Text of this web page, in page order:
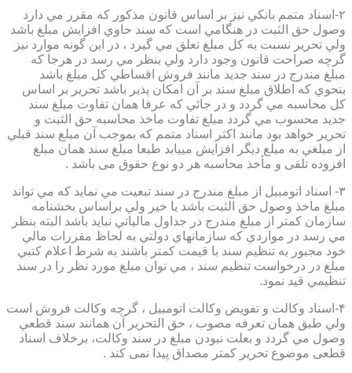
۲-اسناد متمم بانكي نيز بر اساس قانون مذكور كه مقرر مي دارد
وصول حق الثبت در هنگامي است كه سند حاوي افزايش مبلغ باشد
ولي تحرير نسبت به كل مبلغ تعلق مي گيرد ، در اين گونه موارد نيز
گرچه صراحت قانون وجود دارد ولي بنظر مي رسد در هرجا كه
مبلغ مندرج در سند جديد مانند فروش اقساطي كل مبلغ باشد
بنحوي كه اطلاق مبلغ سند بر آن امكان پذير باشد تحرير بر اساس
كل محاسبه مي گردد و در جائي كه عرفا همان تفاوت مبلغ سند
جديد محسوب مي گردد مبلغ تفاوت ماخذ محاسبه حق الثبت و
تحرير خواهد بود مانند اكثر اسناد متمم كه بموجب آن مبلغ سند قبلي
از مبلغي به مبلغ ديگر افزايش مييابد طبعا مبلغ سند همان مبلغ
افزوده تلقی و مأخذ محاسبه هر دو نوع حقوق می باشد .
۳- اسناد اتومبيل از مبلغ مندرج در سند تبعيت مي نمايد كه مي تواند
مبلغ ماخذ وصول حق الثبت باشد يا خير ولي براساس بخشنامه
سازمان كمتر از مبلغ مندرج در جداول مالياتي نبايد باشد البته بنظر
مي رسد در مواردي كه سازمانهاي دولتي به لحاظ مقررات مالي
خود مجبور به تنظيم سند با قيمت كمتر باشند به شرط اعلام كتبي
مبلغ در درخواست تنظيم سند ، مي توان مبلغ مورد نظر را در سند
تنظيمي قيد نمود.
۴-اسناد وكالت و تفويض وكالت اتومبيل ، گرچه وكالت فروش است
ولي طبق همان تعرفه مصوب ، حق التحرير آن همانند سند قطعي
وصول مي گردد و بعلت نبودن مبلغ در سند وكالت، برخلاف اسناد
قطعی موضوع تحریر کمتر مصداق پیدا نمی کند .